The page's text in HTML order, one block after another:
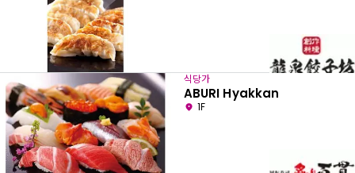
식당가
ABURI Hyakkan
1F